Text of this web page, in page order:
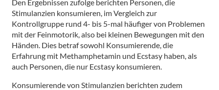
Den Ergebnissen zufolge berichten Personen, die
Stimulanzien konsumieren, im Vergleich zur
Kontrollgruppe rund 4- bis 5-mal häufiger von Problemen
mit der Feinmotorik, also bei kleinen Bewegungen mit den
Händen. Dies betraf sowohl Konsumierende, die
Erfahrung mit Methamphetamin und Ecstasy haben, als
auch Personen, die nur Ecstasy konsumieren.
Konsumierende von Stimulanzien berichten zudem